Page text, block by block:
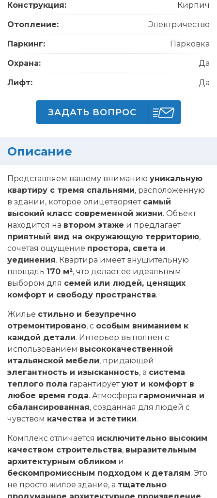
Конструкция: Кирпич
Отопление: Электричество
Паркинг: Парковка
Охрана: Да
Лифт: Да
ЗАДАТЬ ВОПРОС
Описание
Представляем вашему вниманию уникальную
квартиру с тремя спальнями, расположенную
в здании, которое олицетворяет самый
высокий класс современной жизни. Объект
находится на втором этаже и предлагает
приятный вид на окружающую территорию,
сочетая ощущение простора, света и
уединения. Квартира имеет внушительную
площадь 170 м², что делает ее идеальным
выбором для семей или людей, ценящих
комфорт и свободу пространства.
Жилье стильно и безупречно
отремонтировано, с особым вниманием к
каждой детали. Интерьер выполнен с
использованием высококачественной
итальянской мебели, придающей
элегантность и изысканность, а система
теплого пола гарантируетуют и комфорт в
любое время года. Атмосфера гармоничная и
сбалансированная, созданная для людей с
чувством качества и эстетики.
Комплекс отличается исключительно высоким
качеством строительства, выразительным
архитектурным обликом и
бескомпромиссным подходом к деталям. Это
не просто жилое здание, а тщательно